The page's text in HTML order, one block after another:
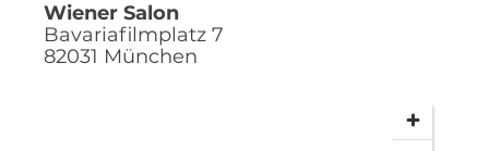
Wiener Salon
Bavariafilmplatz 7
82031 München